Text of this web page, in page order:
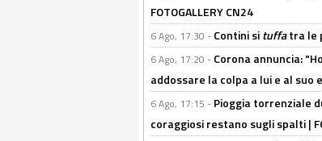
FOTOGALLERY CN24
6 Ago, 17:30 - Contini situffatra le
6 Ago, 17:20 - Corona annuncia:
addossare la colpa a lui e al suo
6 Ago, 17:15 - Pioggia torrenziale
coraggiosi restano sugli spalti |